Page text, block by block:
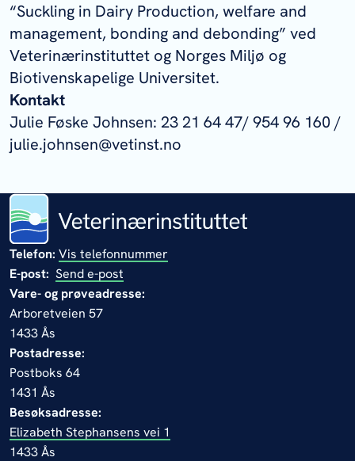
“Suckling in Dairy Production, welfare and
management, bonding and debonding” ved
Veterinærinstituttet og Norges Miljø og
Biotivenskapelige Universitet.
Kontakt
Julie Føske Johnsen: 23 21 64 47/ 954 96 160 /
julie.johnsen@vetinst.no
Telefon: Vis telefonnummer
E-post: Send e-post
Vare- og prøveadresse:
Arboretveien 57
1433 Ås
Postadresse:
Postboks 64
1431 Ås
Besøksadresse:
Elizabeth Stephansens vei 1
1433 Ås